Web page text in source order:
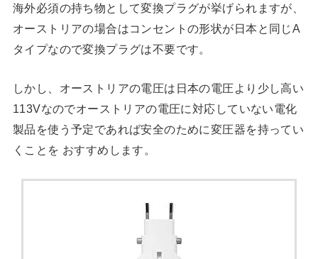
海外必須の持ち物として変換プラグが挙げられますが、
オーストリアの場合はコンセントの形状が日本と同じA
タイプなので変換プラグは不要です。
しかし、オーストリアの電圧は日本の電圧より少し高い
113Vなのでオーストリアの電圧に対応していない電化
製品を使う予定であれば安全のために変圧器を持ってい
くことを おすすめします。